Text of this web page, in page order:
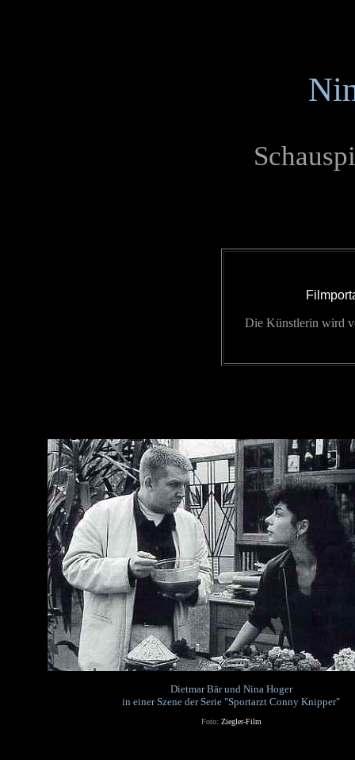
Die Künstlerin wird
Dietmar Bär und Nina Hoger
in einer Szene der Serie "Sportarzt Conny Knipper"
Foto: Ziegler-Film